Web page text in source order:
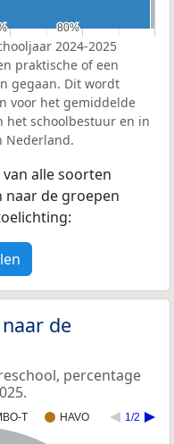
80%
80%
2024-2025
praktische of een
gegaan. Dit wordt
voor het gemiddelde
het schoolbestuur en in
Nederland.
alle soorten
de groepen
de
percentage
T HAVO 1/2